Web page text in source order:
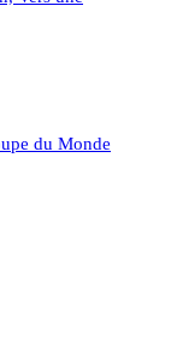
du Monde